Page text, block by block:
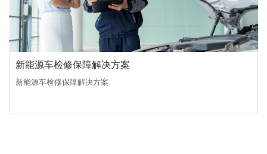
新能源车检修保障解决方案
新能源车检修保障解决方案